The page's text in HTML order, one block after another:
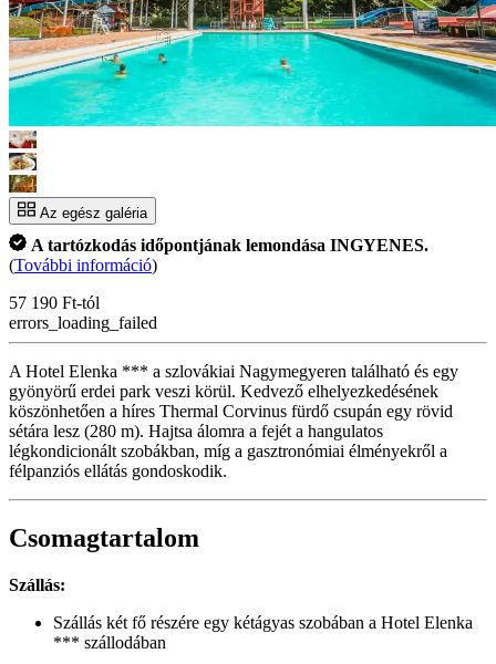
Az egész galéria
A tartózkodás időpontjának lemondása INGYENES.
(További információ)
57 190 Ft-tól
errors_loading_failed
A Hotel Elenka *** a szlovákiai Nagymegyeren található és egy
gyönyörű erdei park veszi körül. Kedvező elhelyezkedésének
köszönhetően a híres Thermal Corvinus fürdő csupán egy rövid
sétára lesz (280 m). Hajtsa álomra a fejét a hangulatos
légkondicionált szobákban, míg a gasztronómiai élményekről a
félpanziós ellátás gondoskodik.
Csomagtartalom
Szállás:
Szállás két fő részére egy kétágyas szobában a Hotel Elenka
*** szállodában